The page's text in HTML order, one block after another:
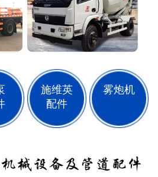
施维英
配件
雾炮机